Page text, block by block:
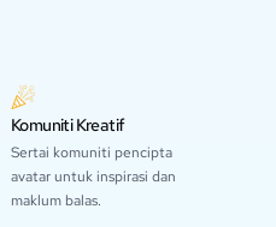
Komuniti Kreatif
Sertai komuniti pencipta
avatar untuk inspirasi dan
maklum balas.